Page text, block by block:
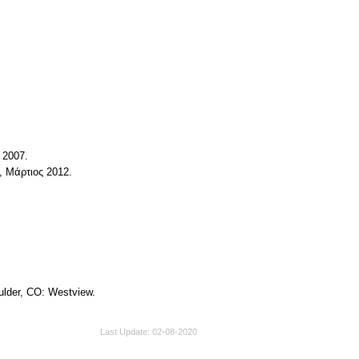
2012.
CO: Westview.
Last Update 02-08-2020